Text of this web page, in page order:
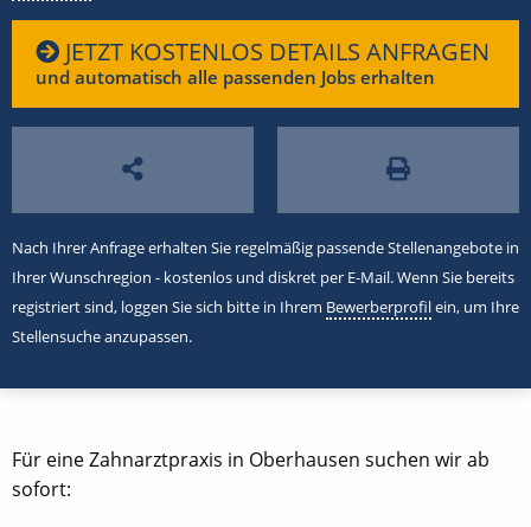
JETZT KOSTENLOS DETAILS ANFRAGEN
und automatisch alle passenden Jobs erhalten
Nach Ihrer Anfrage erhalten Sie regelmäßig passende Stellenangebote in
Ihrer Wunschregion - kostenlos und diskret per E-Mail. Wenn Sie bereits
registriert sind, loggen Sie sich bitte in Ihrem Bewerberprofilein, um Ihre
Stellensuche anzupassen.
Für eine Zahnarztpraxis in Oberhausen suchen wir ab
sofort: